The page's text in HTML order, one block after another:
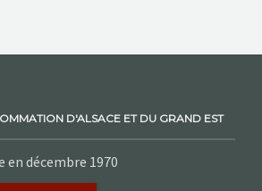
D'ALSACE ET DU GRAND EST
décembre 1970